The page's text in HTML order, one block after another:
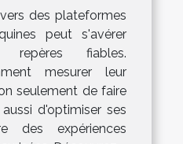
des plateformes
peut s'avérer
repères fiables.
mesurer leur
seulement de faire
d'optimiser ses
des expériences